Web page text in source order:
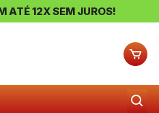
ATÉ 12X SEM JUROS!